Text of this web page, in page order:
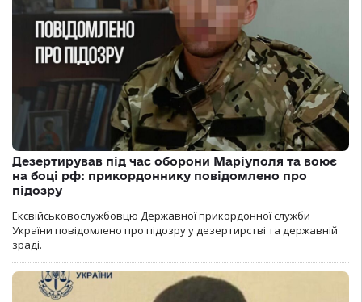
Дезертирував під час оборони Маріуполя та воює
на боці рф: прикордоннику повідомлено про
підозру
Ексвійськовослужбовцю Державної прикордонної служби
України повідомлено про підозру у дезертирстві та державній
зраді.